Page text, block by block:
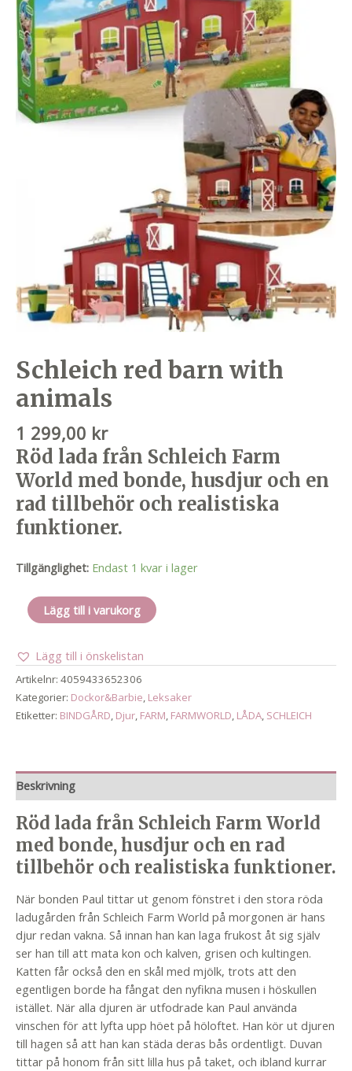
Schleich red barn with
animals
1 299,00 kr
Röd lada från Schleich Farm
World med bonde, husdjur och en
rad tillbehör och realistiska
funktioner.
Tillgänglighet: Endast 1 kvar i lager
Schleich
red
with
animals
mängd
Lägg till i varukorg
Lägg till i önskelistan
Artikelnr: 4059433652306
Kategorier: Dockor&Barbie, Leksaker
Etiketter: BINDGÅRD, Djur, FARM, FARMWORLD, LÅDA, SCHLEICH
Beskrivning
Röd lada från Schleich Farm World
med bonde, husdjur och en rad
tillbehör och realistiska funktioner.
När bonden Paul tittar ut genom fönstret i den stora röda
ladugården från Schleich Farm World på morgonen är hans
djur redan vakna. Så innan han kan laga frukost åt sig själv
ser han till att mata kon och kalven, grisen och kultingen.
Katten får också den en skål med mjölk, trots att den
egentligen borde ha fångat den nyfikna musen i höskullen
istället. När alla djuren är utfodrade kan Paul använda
vinschen för att lyfta upp höet på höloftet. Han kör ut djuren
till hagen så att han kan städa deras bås ordentligt. Duvan
tittar på honom från sitt lilla hus på taket, och ibland kurrar